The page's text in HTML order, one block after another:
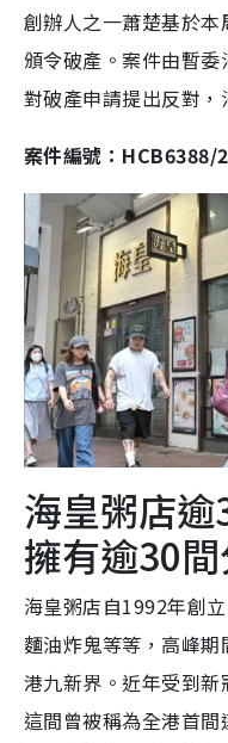
創辦人之一蕭楚基於
頒令破產。案件由暫
對破產申請提出反對，
案件編號：HCB6388/
海皇粥店
擁有逾30
海皇粥店自1992年創
麵油炸鬼等等，高峰
港九新界。近年受到新
這間曾被稱為全港首